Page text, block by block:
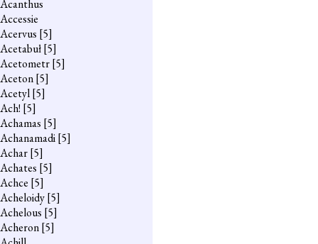
Acanthus
Accessie
Acervus [5]
Acetabuł[5]
Acetometr[5]
Aceton[5]
Acetyl[5]
Ach! [5]
Achamas [5]
Achanamadi[5]
Achar[5]
Achates [5]
Achce [5]
Acheloidy[5]
Achelous [5]
Acheron[5]